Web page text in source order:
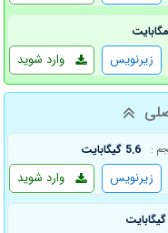
وارد شوید زیرنویس
: 5.6 گیگابایت
وارد شوید زیرنویس